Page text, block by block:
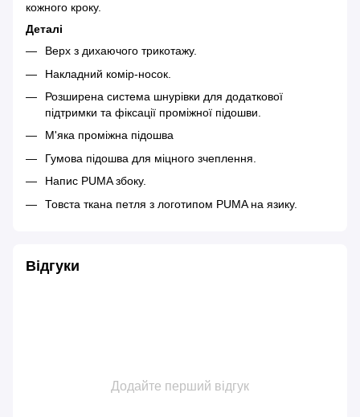
кожного кроку.
Деталі
Верх з дихаючого трикотажу.
Накладний комір-носок.
Розширена система шнурівки для додаткової
підтримки та фіксації проміжної підошви.
М'яка проміжна підошва
Гумова підошва для міцного зчеплення.
Напис PUMA збоку.
Товста ткана петля з логотипом PUMA на язику.
Відгуки
Додайте перший відгук